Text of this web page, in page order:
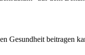
Gesundheit beitragen